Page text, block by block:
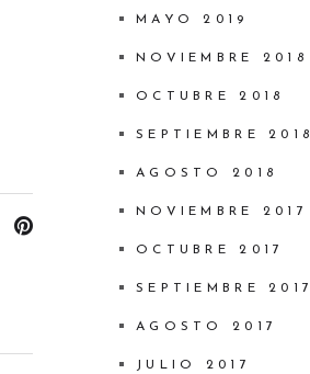
MAYO 2019
NOVIEMBRE 2018
OCTUBRE 2018
SEPTIEMBRE 2018
AGOSTO 2018
NOVIEMBRE 2017
OCTUBRE 2017
SEPTIEMBRE 2017
AGOSTO 2017
JULIO 2017